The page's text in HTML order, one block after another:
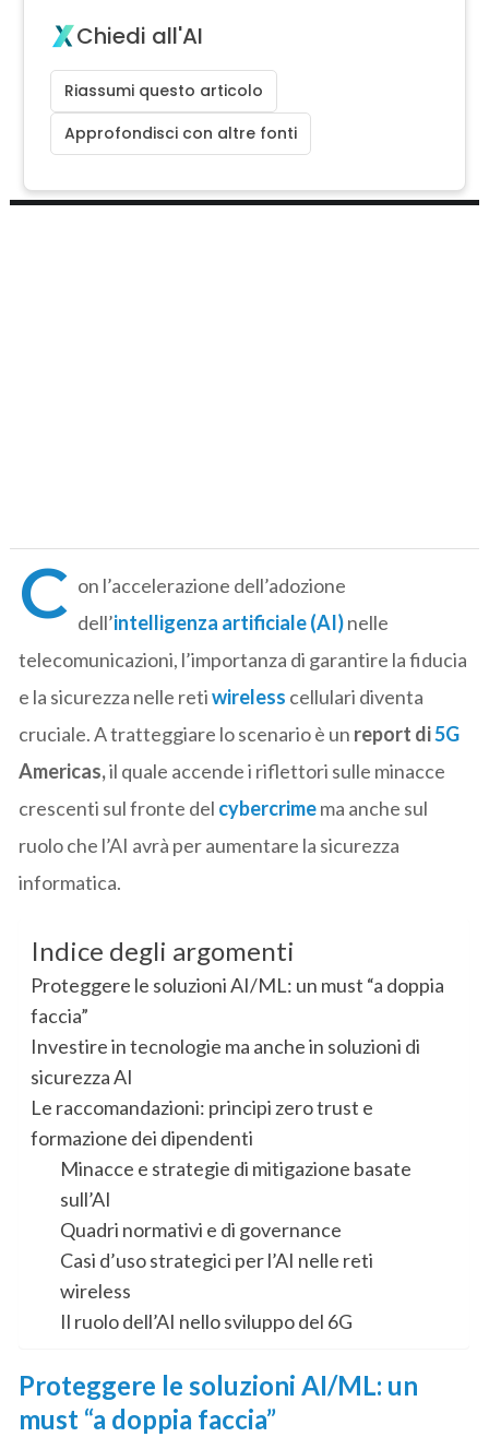
Chiedi all'AI
Riassumi questo articolo
Approfondisci con altre fonti
C on l’accelerazione dell’adozione
dell’intelligenza artificiale (AI)nelle
telecomunicazioni, l’importanza di garantire la fiducia
e la sicurezza nelle retiwireless cellulari diventa
cruciale. A tratteggiare lo scenario è un report di5G
Americas,il quale accende i riflettori sulle minacce
crescenti sul fronte del cybercrimema anche sul
ruolo che l’AI avrà per aumentare la sicurezza
informatica.
Indice degli argomenti
Proteggere le soluzioni AI/ML: un must “a doppia
faccia”
Investire in tecnologie ma anche in soluzioni di
sicurezza AI
Le raccomandazioni: principi zero trust e
formazione dei dipendenti
Minacce e strategie di mitigazione basate
sull’AI
Quadri normativi e di governance
Casi d’uso strategici per l’AI nelle reti
wireless
Il ruolo dell’AI nello sviluppo del 6G
Proteggere le soluzioni AI/ML: un
must “a doppia faccia”